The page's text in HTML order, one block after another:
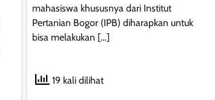
mahasiswa khususnya dari Institut
Pertanian Bogor (IPB) diharapkan untuk
bisa melakukan […]
19 kali dilihat